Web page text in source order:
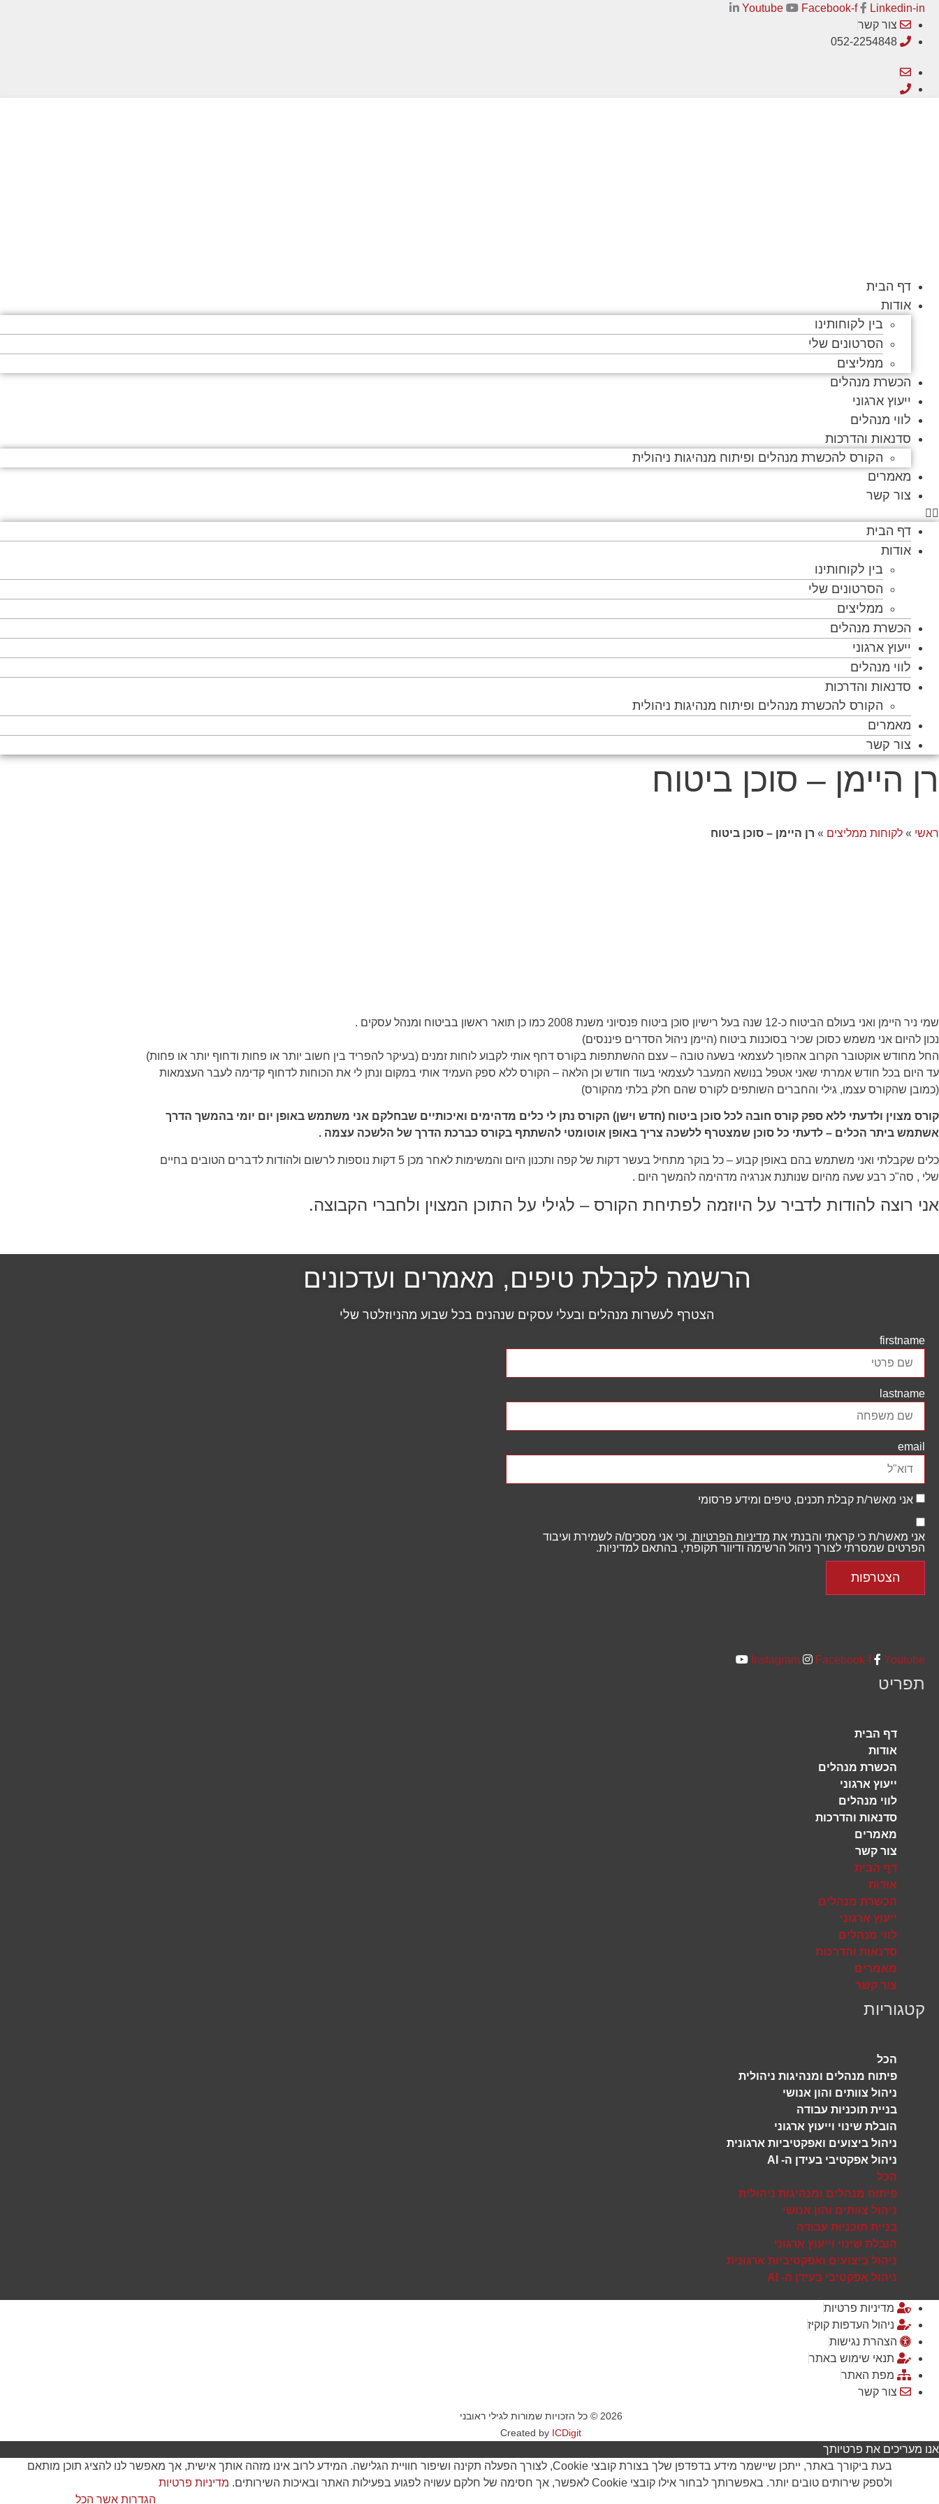
לתוכן Youtube Facebook-f
Linkedin-in
צור קשר
052-2254848
דף הבית
אודות
בין לקוחותינו
הסרטונים שלי
ממליצים
הכשרת מנהלים
ייעוץ ארגוני
לווי מנהלים
סדנאות והדרכות
הקורס להכשרת מנהלים ופיתוח מנהיגות ניהולית
מאמרים
צור קשר
דף הבית
אודות
בין לקוחותינו
הסרטונים שלי
ממליצים
הכשרת מנהלים
ייעוץ ארגוני
לווי מנהלים
סדנאות והדרכות
הקורס להכשרת מנהלים ופיתוח מנהיגות ניהולית
מאמרים
צור קשר
רן היימן – סוכן ביטוח
ראשי » לקוחות ממליצים » רן היימן – סוכן ביטוח
שמי ניר היימן ואני בעולם הביטוח כ-12 שנה בעל רישיון סוכן ביטוח פנסיוני משנת 2008 כמו כן תואר ראשון בביטוח ומנהל עסקים .
נכון להיום אני משמש כסוכן שכיר בסוכנות ביטוח (היימן ניהול הסדרים פיננסים)
החל מחודש אוקטובר הקרוב אהפוך לעצמאי בשעה טובה – עצם ההשתתפות בקורס דחף אותי לקבוע לוחות זמנים (בעיקר להפריד בין חשוב יותר או פחות ודחוף יותר או פחות)
עד היום בכל חודש אמרתי שאני אטפל בנושא המעבר לעצמאי בעוד חודש וכן הלאה – הקורס ללא ספק העמיד אותי במקום ונתן לי את הכוחות לדחוף קדימה לעבר העצמאות
(כמובן שהקורס עצמו, גילי והחברים השותפים לקורס שהם חלק בלתי מהקורס)
קורס מצוין ולדעתי ללא ספק קורס חובה לכל סוכן ביטוח (חדש וישן) הקורס נתן לי כלים מדהימים ואיכותיים שבחלקם אני משתמש באופן יום יומי בהמשך הדרך
אשתמש ביתר הכלים – לדעתי כל סוכן שמצטרף ללשכה צריך באופן אוטומטי להשתתף בקורס כברכת הדרך של הלשכה עצמה .
כלים שקבלתי ואני משתמש בהם באופן קבוע – כל בוקר מתחיל בעשר דקות של קפה ותכנון היום והמשימות לאחר מכן 5 דקות נוספות לרשום ולהודות לדברים הטובים בחיים
שלי , סה"כ רבע שעה מהיום שנותנת אנרגיה מדהימה להמשך היום .
אני רוצה להודות לדביר על היוזמה לפתיחת הקורס – לגילי על התוכן המצוין ולחברי הקבוצה.
הרשמה לקבלת טיפים, מאמרים ועדכונים
הצטרף לעשרות מנהלים ובעלי עסקים שנהנים בכל שבוע מהניוזלטר שלי
firstname
lastname
email
אני מאשר/ת קבלת תכנים, טיפים ומידע פרסומי
אני מאשר/ת כי קראתי והבנתי את מדיניות הפרטיות, וכי אני מסכים/ה לשמירת ועיבוד
הפרטים שמסרתי לצורך ניהול הרשימה ודיוור תקופתי, בהתאם למדיניות.
הצטרפות
Instagram Facebook-f Youtube
תפריט
דף הבית
אודות
הכשרת מנהלים
ייעוץ ארגוני
לווי מנהלים
סדנאות והדרכות
מאמרים
צור קשר
דף הבית
אודות
הכשרת מנהלים
ייעוץ ארגוני
לווי מנהלים
סדנאות והדרכות
מאמרים
צור קשר
קטגוריות
הכל
פיתוח מנהלים ומנהיגות ניהולית
ניהול צוותים והון אנושי
בניית תוכניות עבודה
הובלת שינוי וייעוץ ארגוני
ניהול ביצועים ואפקטיביות ארגונית
ניהול אפקטיבי בעידן ה- AI
הכל
פיתוח מנהלים ומנהיגות ניהולית
ניהול צוותים והון אנושי
בניית תוכניות עבודה
הובלת שינוי וייעוץ ארגוני
ניהול ביצועים ואפקטיביות ארגונית
ניהול אפקטיבי בעידן ה- AI
מדיניות פרטיות
ניהול העדפות קוקיז
הצהרת נגישות
תנאי שימוש באתר
מפת האתר
צור קשר
2026 © כל הזכויות שמורות לגילי ראובני
Created by ICDigit
אנו מעריכים את פרטיותך
בעת ביקורך באתר, ייתכן שיישמר מידע בדפדפן שלך בצורת קובצי Cookie, לצורך הפעלה תקינה ושיפור חוויית הגלישה. המידע לרוב אינו מזהה אותך אישית, אך מאפשר לנו להציג תוכן מותאם
ולספק שירותים טובים יותר. באפשרותך לבחור אילו קובצי Cookie לאפשר, אך חסימה של חלקם עשויה לפגוע בפעילות האתר ובאיכות השירותים.
מדיניות פרטיות
הגדרותאשר הכל